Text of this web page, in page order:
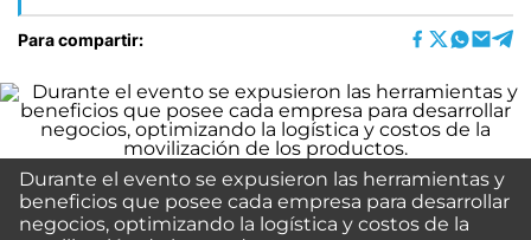
Para compartir:
Durante el evento se expusieron las herramientas y
beneficios que posee cada empresa para desarrollar
negocios, optimizando la logística y costos de la